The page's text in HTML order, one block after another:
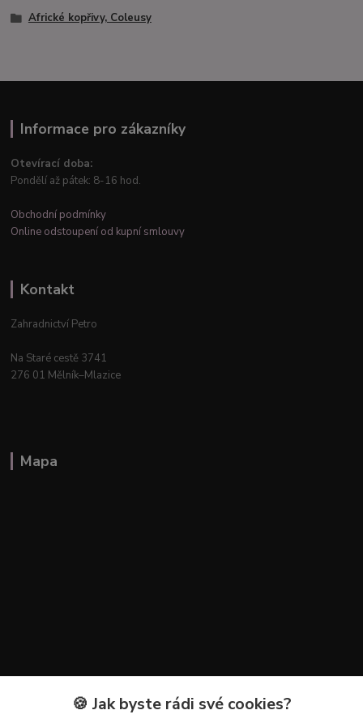
Africké kopřivy, Coleusy
Informace pro zákazníky
Otevírací doba:
Pondělí až pátek: 8-16 hod.
Obchodní podmínky
Online odstoupení od kupní smlouvy
Kontakt
Zahradnictví Petro
Na Staré cestě 3741
276 01 Mělník–Mlazice
Mapa
Kontakty🍪 Jak byste rádi své cookies?